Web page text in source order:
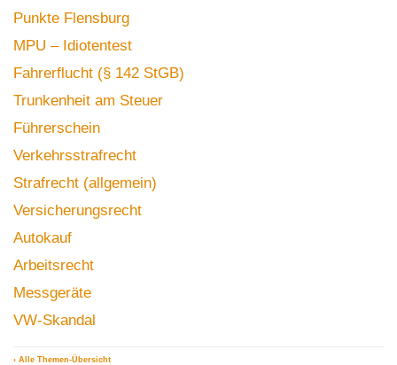
Punkte Flensburg
MPU – Idiotentest
Fahrerflucht (§ 142 StGB)
Trunkenheit am Steuer
Führerschein
Verkehrsstrafrecht
Strafrecht (allgemein)
Versicherungsrecht
Autokauf
Arbeitsrecht
Messgeräte
VW-Skandal
› Alle Themen-Übersicht